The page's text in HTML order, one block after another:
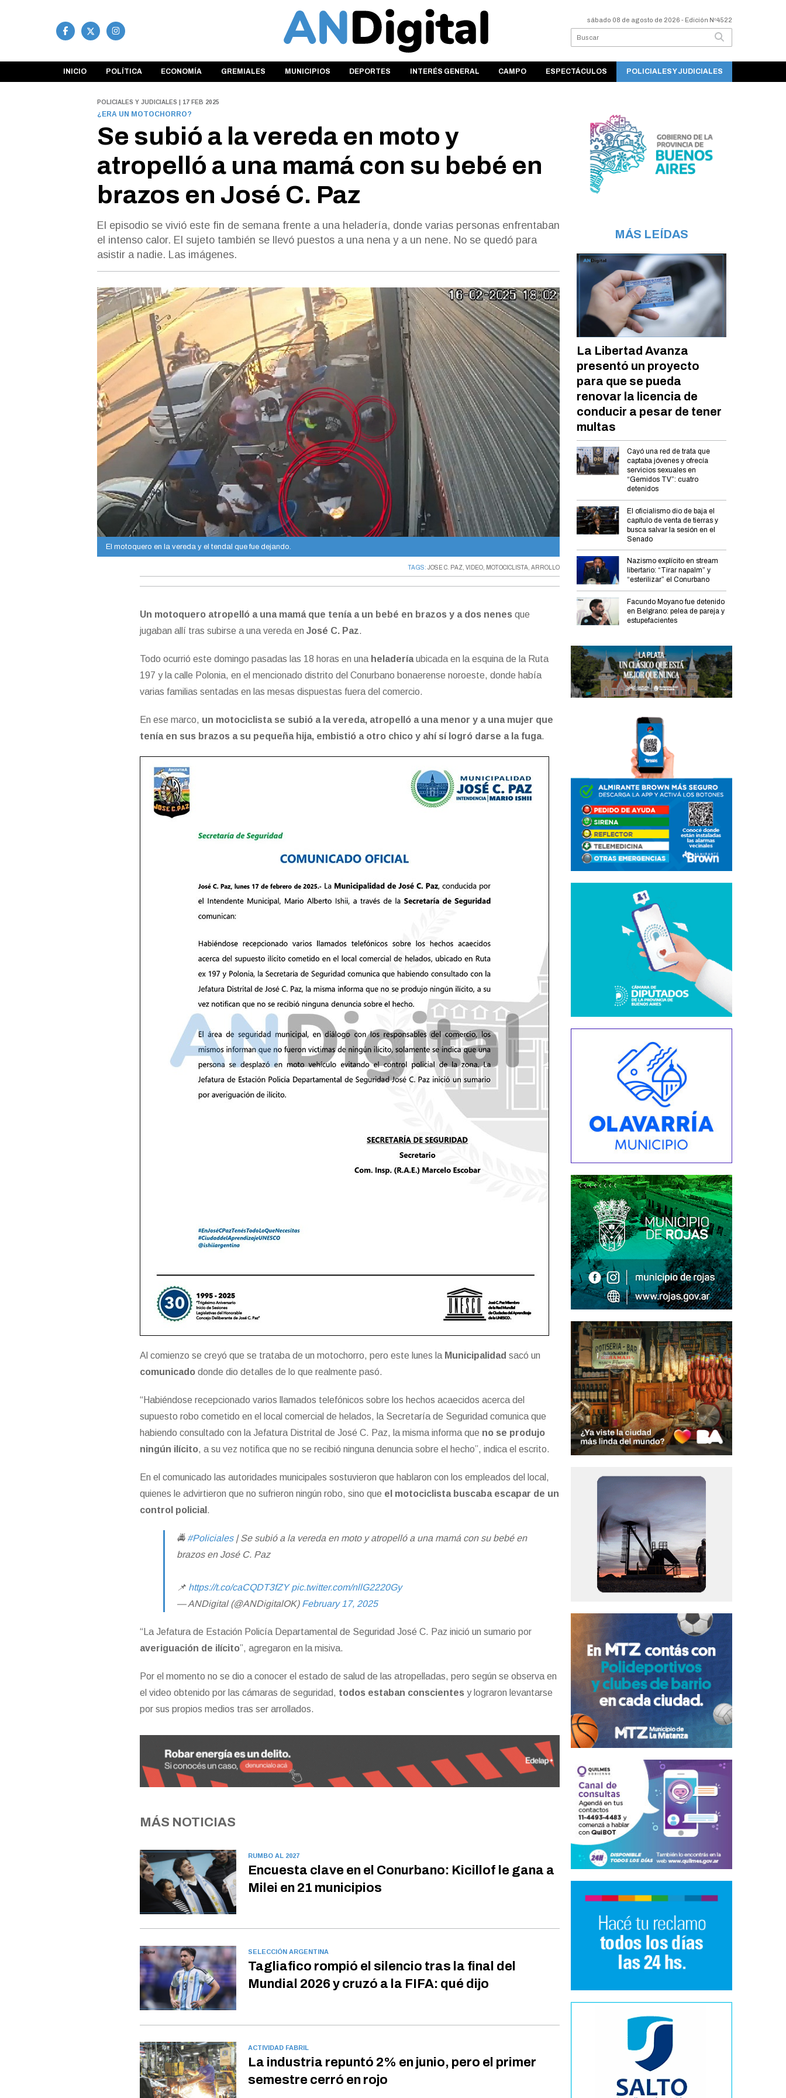
sábado 08 de agosto de 2026 - Edición Nº4522
INICIO POLÍTICA ECONOMÍA GREMIALES MUNICIPIOS DEPORTES INTERÉS GENERAL CAMPO ESPECTÁCULOS POLICIALES Y JUDICIALES
POLICIALES Y JUDICIALES | 17 FEB 2025
¿ERA UN MOTOCHORRO?
Se subió a la vereda en moto y
atropelló a una mamá con su bebé en
brazos en José C. Paz
El episodio se vivió este fin de semana frente a una heladería, donde varias personas enfrentaban
el intenso calor. El sujeto también se llevó puestos a una nena y a un nene. No se quedó para
asistir a nadie. Las imágenes.
El motoquero en la vereda y el tendal que fue dejando.
TAGS:JOSE C. PAZ,VIDEO, MOTOCICLISTA,ARROLLO
Un motoquero atropelló a una mamá que tenía a un bebé en brazos y a dos nenes que
jugaban allí tras subirse a una vereda enJosé C. Paz.
Todo ocurrió este domingo pasadas las 18 horas en una heladeríaubicada en la esquina de la Ruta
197 y la calle Polonia, en el mencionado distrito del Conurbano bonaerense noroeste, donde había
varias familias sentadas en las mesas dispuestas fuera del comercio.
En ese marco, un motociclista se subió a la vereda, atropelló a una menor y a una mujer que
tenía en sus brazos a su pequeña hija, embistió a otro chico y ahí sí logró darse a la fuga.
Al comienzo se creyó que se trataba de un motochorro, pero este lunes la Municipalidadsacó un
comunicadodonde dio detalles de lo que realmente pasó.
“Habiéndose recepcionado varios llamados telefónicos sobre los hechos acaecidos acerca del
supuesto robo cometido en el local comercial de helados, la Secretaría de Seguridad comunica que
habiendo consultado con la Jefatura Distrital de José C. Paz, la misma informa que no se produjo
ningún ilícito, a su vez notifica que no se recibió ninguna denuncia sobre el hecho”, indica el escrito.
En el comunicado las autoridades municipales sostuvieron que hablaron con los empleados del local,
quienes le advirtieron que no sufrieron ningún robo, sino que el motociclista buscaba escapar de un
control policial .
🚔 #Policiales| Se subió a la vereda en moto y atropelló a una mamá con su bebé en
brazos en José C. Paz
📌 https://t.co/caCQDT3fZY pic.twitter.com/nllG2220Gy
— ANDigital (@ANDigitalOK) February 17, 2025
“La Jefatura de Estación Policía Departamental de Seguridad José C. Paz inició un sumario por
averiguación de ilícito”, agregaron en la misiva.
Por el momento no se dio a conocer el estado de salud de las atropelladas, pero según se observa en
el video obtenido por las cámaras de seguridad, todos estaban conscientesy lograron levantarse
por sus propios medios tras ser arrollados.
MÁS NOTICIAS
RUMBO AL 2027
Encuesta clave en el Conurbano: Kicillof le gana a
Milei en 21 municipios
SELECCIÓN ARGENTINA
Tagliafico rompió el silencio tras la final del
Mundial 2026 y cruzó a la FIFA: qué dijo
ACTIVIDAD FABRIL
La industria repuntó 2% en junio, pero el primer
semestre cerró en rojo
MÁS LEÍDAS
La Libertad Avanza
presentó un proyecto
para que se pueda
renovar la licencia de
conducir a pesar de tener
multas
Cayó una red de trata que
captaba jóvenes y ofrecía
servicios sexuales en
“Gemidos TV”: cuatro
detenidos
El oficialismo dio de baja el
capítulo de venta de tierras y
busca salvar la sesión en el
Senado
Nazismo explícito en stream
libertario: “Tirar napalm” y
“esterilizar” el Conurbano
Facundo Moyano fue detenido
en Belgrano: pelea de pareja y
estupefacientes